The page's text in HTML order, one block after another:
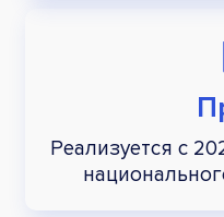
Реализуется с